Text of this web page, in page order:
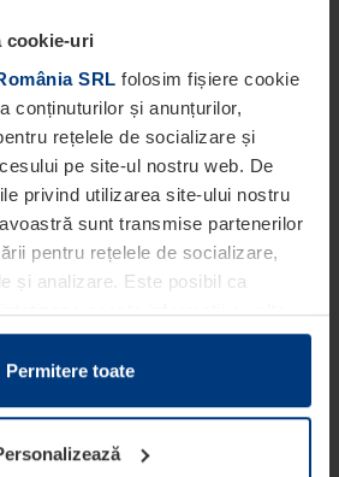
cookie-uri
SRL folosim fișiere cookie
conținuturilor și anunțurilor,
rețelele de socializare și
pe site-ul nostru web. De
privind utilizarea site-ului nostru
sunt transmise partenerilor
pentru rețelele de socializare,
și analizare. Este posibil ca
aceste informații cu alte
le-ați pus la dispoziția
colectate în cadrul utilizării
putem stoca fișiere cookie pe
în cazul în care acestea sunt
Permitere toate